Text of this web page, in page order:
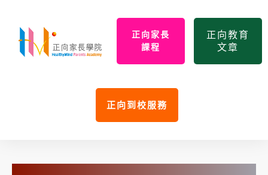
正向家長
課程
正向教育
文章
正向到校服務